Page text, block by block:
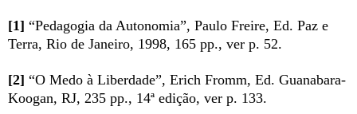
[1] “Pedagogia da Autonomia”, Paulo Freire, Ed. Paz e
Terra, Rio de Janeiro, 1998, 165 pp., ver p. 52.
[2] “O Medo à Liberdade”, Erich Fromm, Ed. Guanabara-
Koogan, RJ, 235 pp., 14ª edição, ver p. 133.